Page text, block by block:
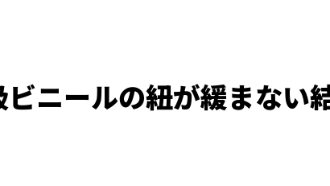
ニールの紐が緩まない